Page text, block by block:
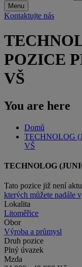
Menu
Kontaktujte nás
POZICE
VŠ
You are here
Domů
TECHNOLOG
VŠ
TECHNOLOG
Tato pozice již není
kterých můžete nadále
Lokalita
Litoměřice
Obor
Výroba a průmysl
Druh pozice
Plný úvazek
Mzda